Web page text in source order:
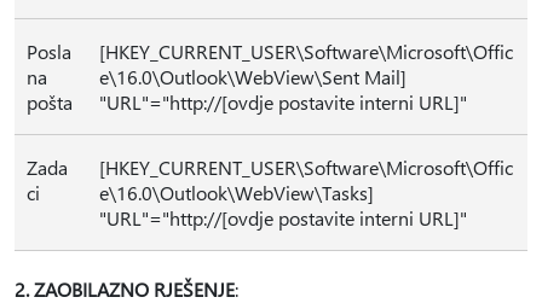
Posla
na
pošta
[HKEY_CURRENT_USER\Software\Microsoft\Offic
e\16.0\Outlook\WebView\Sent Mail]
"URL"="http://[ovdje postavite interni URL]"
Zada
ci
[HKEY_CURRENT_USER\Software\Microsoft\Offic
e\16.0\Outlook\WebView\Tasks]
"URL"="http://[ovdje postavite interni URL]"
2. ZAOBILAZNO RJEŠENJE: